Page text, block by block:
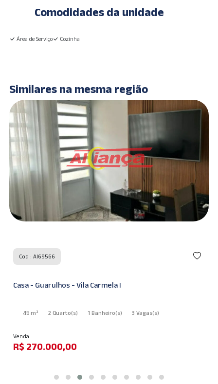
Comodidades da unidade
Área de Serviço Cozinha
Similares na mesma região
Cod : AI69566
Casa - Guarulhos - Vila Carmela I
45 m² 2 Quarto(s) 1 Banheiro(s) 3 Vagas(s)
Venda
R$ 270.000,00